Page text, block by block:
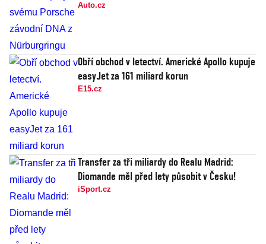
Auto.cz
Obří obchod v letectví. Americké Apollo kupuje
easyJet za 161 miliard korun
E15.cz
Transfer za tři miliardy do Realu Madrid:
Diomande měl před lety působit v Česku!
iSport.cz